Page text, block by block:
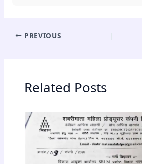
PREVIOUS
Related Posts